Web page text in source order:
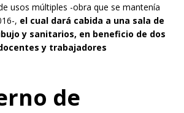
usos múltiples -obra que se mantenía
, el cual dará cabida a una sala de
y sanitarios, en beneficio de dos
y trabajadores
de